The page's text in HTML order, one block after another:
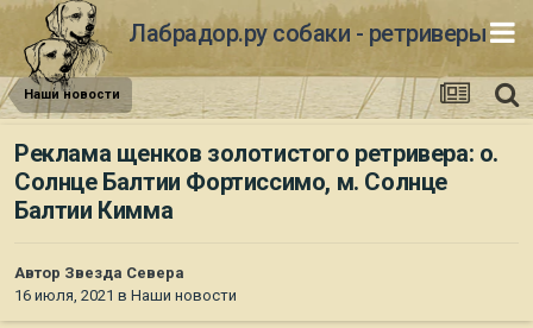
Лабрадор.ру собаки - ретриверы
Наши новости
Реклама щенков золотистого ретривера: о.
Солнце Балтии Фортиссимо, м. Солнце
Балтии Кимма
Автор Звезда Севера
16 июля, 2021 в Наши новости